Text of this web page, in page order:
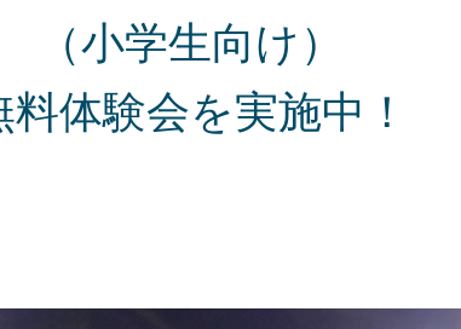
（小学生向け）
料体験会を実施中！